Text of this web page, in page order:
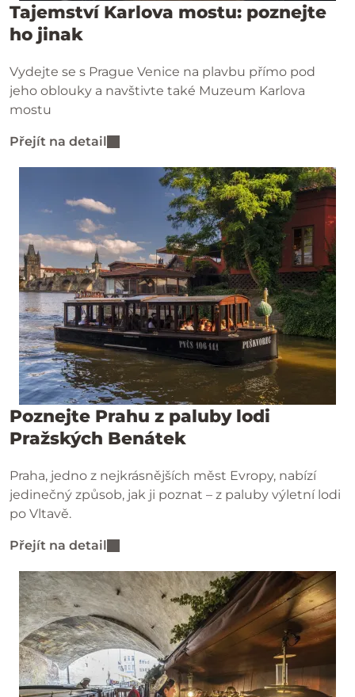
Tajemství Karlova mostu: poznejte
ho jinak
Vydejte se s Prague Venice na plavbu přímo pod
jeho oblouky a navštivte také Muzeum Karlova
mostu
Přejít na detail
Poznejte Prahu z paluby lodi
Pražských Benátek
Praha, jedno z nejkrásnějších měst Evropy, nabízí
jedinečný způsob, jak ji poznat – z paluby výletní lodi
po Vltavě.
Přejít na detail